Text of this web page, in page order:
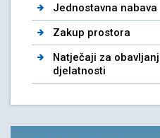
Jednostavna nabava
Zakup prostora
Natječaji za
djelatnosti